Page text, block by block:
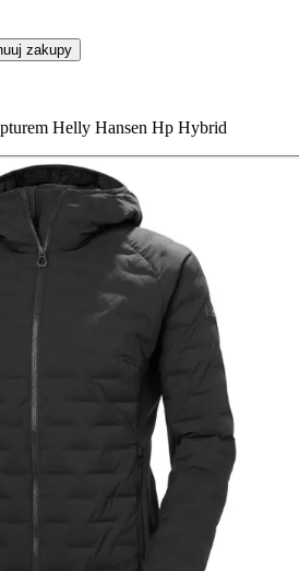
zakupy
Helly Hansen Hp Hybrid